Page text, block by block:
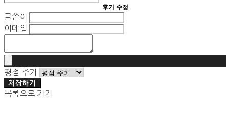
후기 수정
글쓴이
이메일
평점 주기
저장하기
목록으로 가기